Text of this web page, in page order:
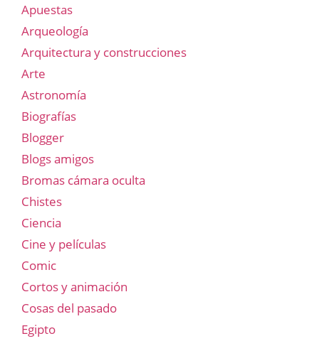
Apuestas
Arqueología
Arquitectura y construcciones
Arte
Astronomía
Biografías
Blogger
Blogs amigos
Bromas cámara oculta
Chistes
Ciencia
Cine y películas
Comic
Cortos y animación
Cosas del pasado
Egipto